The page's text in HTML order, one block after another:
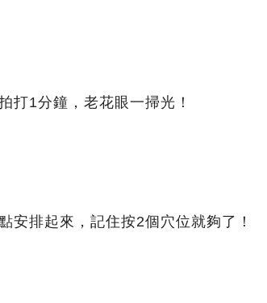
打1分鐘，老花眼一掃光！
安排起來，記住按2個穴位就夠了！